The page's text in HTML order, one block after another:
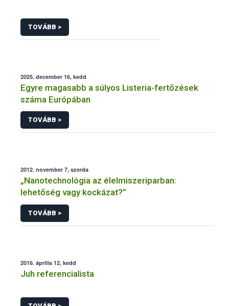
TOVÁBB >
2025. december 16, kedd
Egyre magasabb a súlyos Listeria-fertőzések
száma Európában
TOVÁBB >
2012. november 7, szerda
„Nanotechnológia az élelmiszeriparban:
lehetőség vagy kockázat?”
TOVÁBB >
2016. április 12, kedd
Juh referencialista